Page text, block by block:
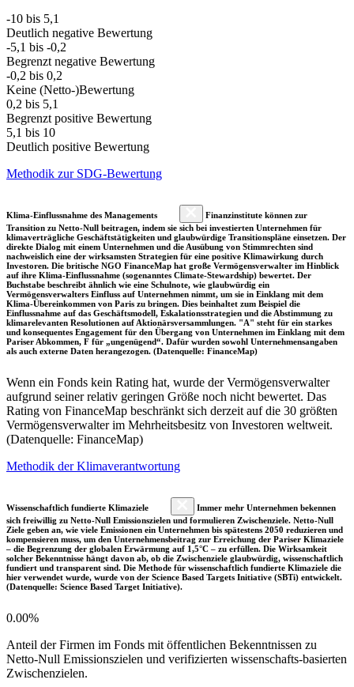
-10 bis 5,1
Deutlich negative Bewertung
-5,1 bis -0,2
Begrenzt negative Bewertung
-0,2 bis 0,2
Keine (Netto-)Bewertung
0,2 bis 5,1
Begrenzt positive Bewertung
5,1 bis 10
Deutlich positive Bewertung
Methodik zur SDG-Bewertung
Klima-Einflussnahme des Managements
Finanzinstitute können zur
Transition zu Netto-Null beitragen, indem sie sich bei investierten Unternehmen für
klimaverträgliche Geschäftstätigkeiten und glaubwürdige Transitionspläne einsetzen. Der
direkte Dialog mit einem Unternehmen und die Ausübung von Stimmrechten sind
nachweislich eine der wirksamsten Strategien für eine positive Klimawirkung durch
Investoren. Die britische NGO FinanceMap hat große Vermögensverwalter im Hinblick
auf ihre Klima-Einflussnahme (sogenanntes Climate-Stewardship) bewertet. Der
Buchstabe beschreibt ähnlich wie eine Schulnote, wie glaubwürdig ein
Vermögensverwalters Einfluss auf Unternehmen nimmt, um sie in Einklang mit dem
Klima-Übereinkommen von Paris zu bringen. Dies beinhaltet zum Beispiel die
Einflussnahme auf das Geschäftsmodell, Eskalationsstrategien und die Abstimmung zu
klimarelevanten Resolutionen auf Aktionärsversammlungen. "A" steht für ein starkes
und konsequentes Engagement für den Übergang von Unternehmen im Einklang mit dem
Pariser Abkommen, F für „ungenügend“. Dafür wurden sowohl Unternehmensangaben
als auch externe Daten herangezogen. (Datenquelle: FinanceMap)
Wenn ein Fonds kein Rating hat, wurde der Vermögensverwalter
aufgrund seiner relativ geringen Größe noch nicht bewertet. Das
Rating von FinanceMap beschränkt sich derzeit auf die 30 größten
Vermögensverwalter im Mehrheitsbesitz von Investoren weltweit.
(Datenquelle: FinanceMap)
Methodik der Klimaverantwortung
Wissenschaftlich fundierte Klimaziele
Immer mehr Unternehmen bekennen
sich freiwillig zu Netto-Null Emissionszielen und formulieren Zwischenziele. Netto-Null
Ziele geben an, wie viele Emissionen ein Unternehmen bis spätestens 2050 reduzieren und
kompensieren muss, um den Unternehmensbeitrag zur Erreichung der Pariser Klimaziele
– die Begrenzung der globalen Erwärmung auf 1,5°C – zu erfüllen. Die Wirksamkeit
solcher Bekenntnisse hängt davon ab, ob die Zwischenziele glaubwürdig, wissenschaftlich
fundiert und transparent sind. Die Methode für wissenschaftlich fundierte Klimaziele die
hier verwendet wurde, wurde von der Science Based Targets Initiative (SBTi) entwickelt.
(Datenquelle: Science Based Target Initiative).
0.00%
Anteil der Firmen im Fonds mit öffentlichen Bekenntnissen zu
Netto-Null Emissionszielen und verifizierten wissenschafts-basierten
Zwischenzielen.